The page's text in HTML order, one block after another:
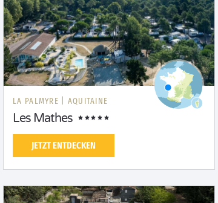
LA PALMYRE | AQUITAINE
Les Mathes
JETZT ENTDECKEN